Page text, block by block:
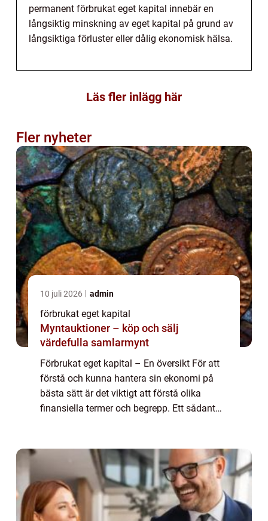
permanent förbrukat eget kapital innebär en
långsiktig minskning av eget kapital på grund av
långsiktiga förluster eller dålig ekonomisk hälsa.
Läs fler inlägg här
Fler nyheter
10 juli 2026 admin
förbrukat eget kapital
Myntauktioner – köp och sälj
värdefulla samlarmynt
Förbrukat eget kapital – En översikt För att
förstå och kunna hantera sin ekonomi på
bästa sätt är det viktigt att förstå olika
finansiella termer och begrepp. Ett sådant